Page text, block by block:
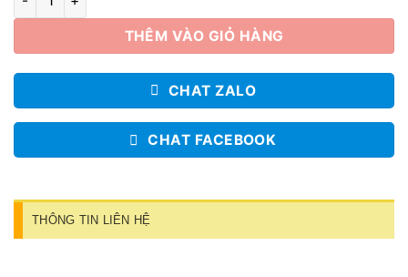
THÊM VÀO GIỎ HÀNG
CHAT ZALO
CHAT FACEBOOK
THÔNG TIN LIÊN HỆ